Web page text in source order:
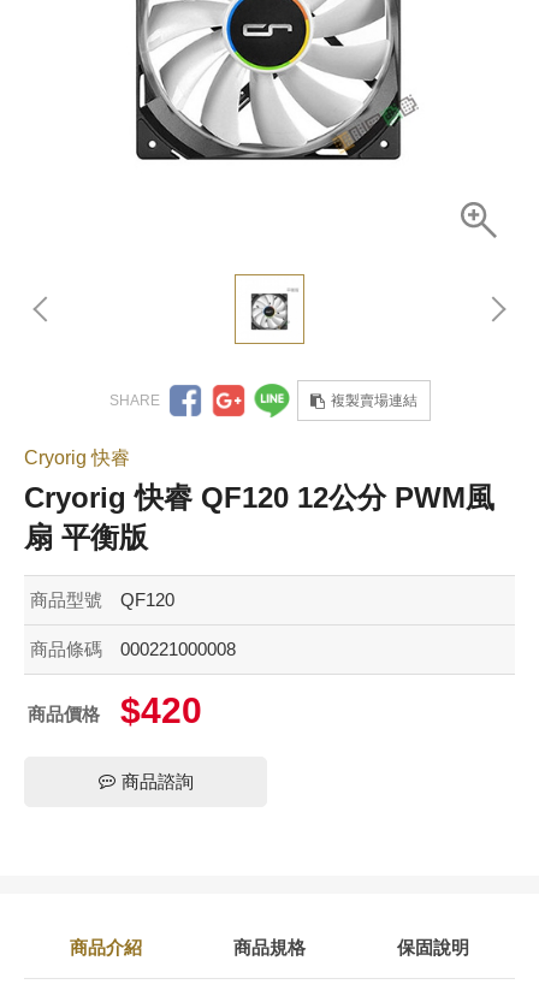
複製賣場連結
Cryorig 快睿
Cryorig 快睿 QF120 12公分 PWM風
扇 平衡版
商品型號 QF120
商品條碼 000221000008
商品價格 $420
商品諮詢
商品介紹 商品規格 保固說明